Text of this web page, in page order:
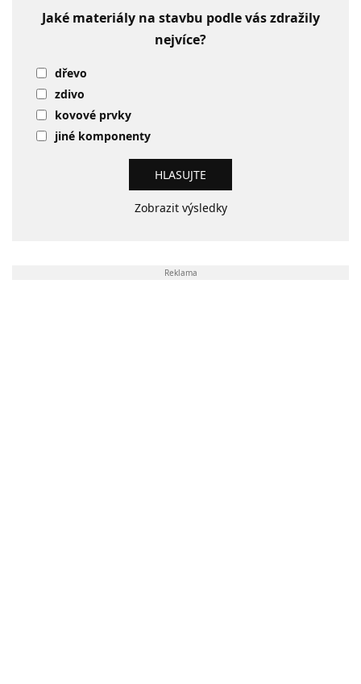
Jaké materiály na stavbu podle vás zdražily
nejvíce?
dřevo
zdivo
kovové prvky
jiné komponenty
Zobrazit výsledky
Reklama